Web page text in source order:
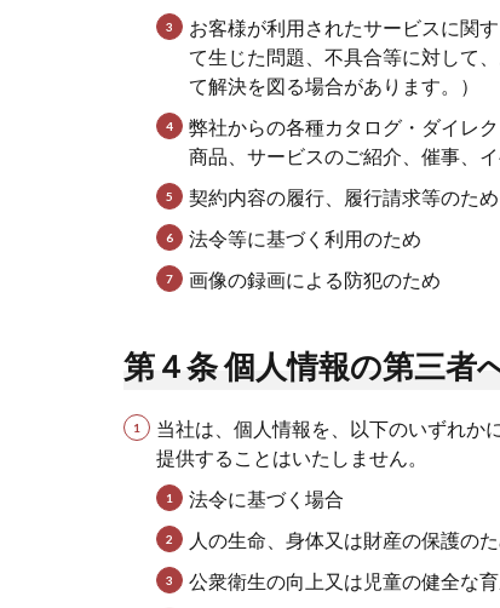
お客様が利用されたサービスに関
て生じた問題、不具合等に対して
て解決を図る場合があります。）
弊社からの各種カタログ・ダイレ
商品、サービスのご紹介、催事、
契約内容の履行、履行請求等のため
法令等に基づく利用のため
画像の録画による防犯のため
第４条 個人情報の第三者
当社は、個人情報を、以下のいずれか
提供することはいたしません。
法令に基づく場合
人の生命、身体又は財産の保護の
公衆衛生の向上又は児童の健全な